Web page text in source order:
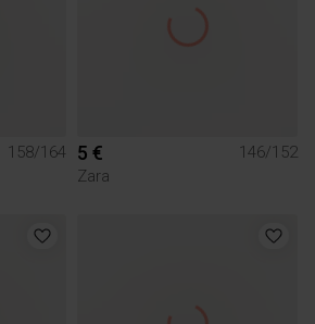
158/164
5 €
146/152
Zara